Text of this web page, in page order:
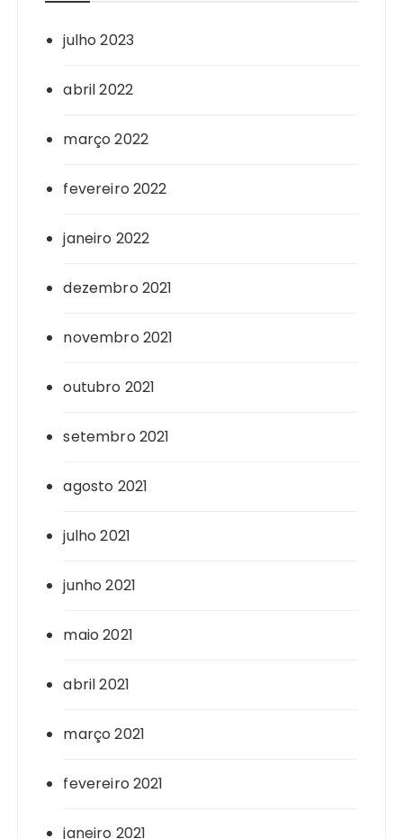
julho 2023
abril 2022
março 2022
fevereiro 2022
janeiro 2022
dezembro 2021
novembro 2021
outubro 2021
setembro 2021
agosto 2021
julho 2021
junho 2021
maio 2021
abril 2021
março 2021
fevereiro 2021
janeiro 2021